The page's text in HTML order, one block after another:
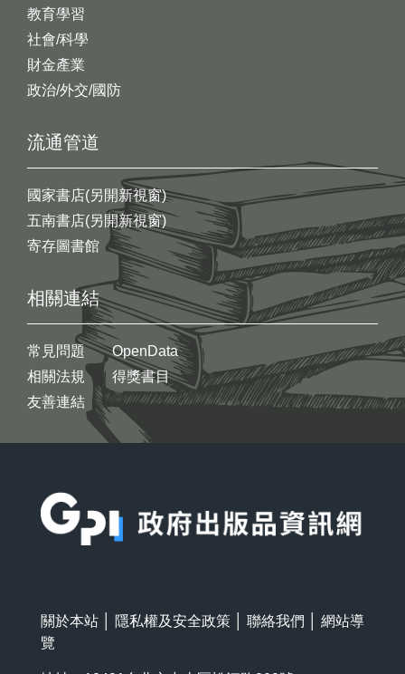
教育學習
社會/科學
財金產業
政治/外交/國防
流通管道
國家書店(另開新視窗)
五南書店(另開新視窗)
寄存圖書館
相關連結
常見問題
相關法規
友善連結
OpenData
得獎書目
關於本站 隱私權及安全政策 聯絡我們
網站導
覽